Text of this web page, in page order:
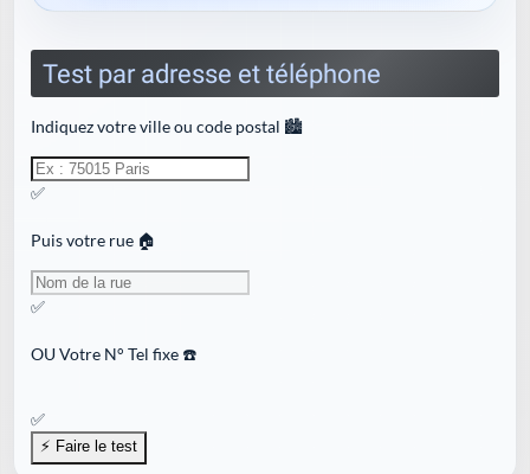
Test par adresse et téléphone
Indiquez votre ville ou code postal 🏙️
✅
Puis votre rue 🏠
✅
OUVotre N° Tel fixe ☎️
✅